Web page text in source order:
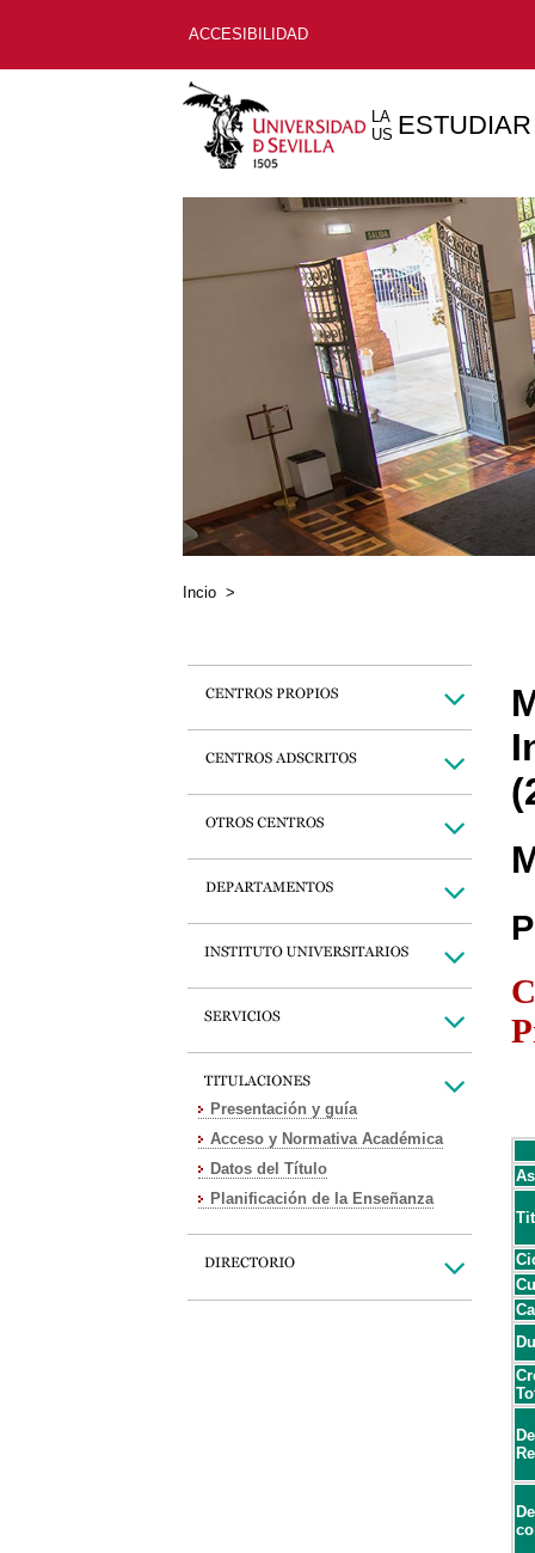
ACCESIBILIDAD
LA
US ESTUDIAR
Incio >
Presentación y guía
Acceso y Normativa Académica
Datos del Título
Planificación de la Enseñanza